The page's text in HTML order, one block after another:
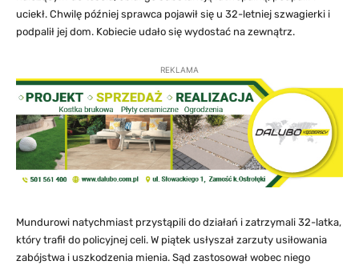
uciekł. Chwilę później sprawca pojawił się u 32-letniej szwagierki i
podpalił jej dom. Kobiecie udało się wydostać na zewnątrz.
REKLAMA
Mundurowi natychmiast przystąpili do działań i zatrzymali 32-latka,
który trafił do policyjnej celi. W piątek usłyszał zarzuty usiłowania
zabójstwa i uszkodzenia mienia. Sąd zastosował wobec niego